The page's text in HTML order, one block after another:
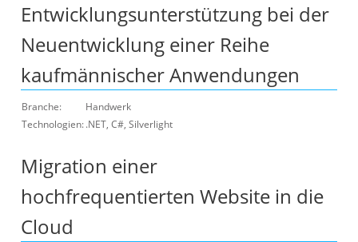
Entwicklungsunterstützung bei der
Neuentwicklung einer Reihe
kaufmännischer Anwendungen
Branche:
Handwerk
Technologien:.NET, C#, Silverlight
Migration einer
hochfrequentierten Website in die
Cloud